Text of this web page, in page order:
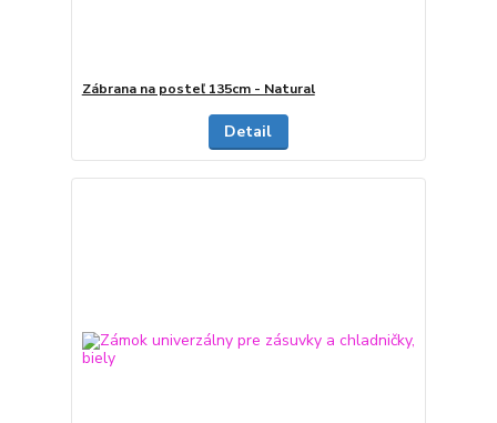
Zábrana na posteľ 135cm - Natural
Detail